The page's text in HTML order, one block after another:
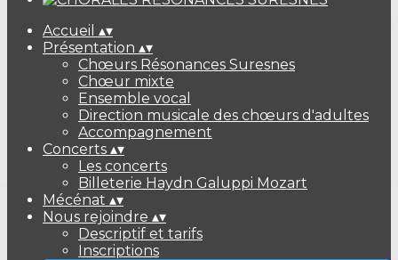
Accueil ▴▾
Présentation ▴▾
Chœurs Résonances Suresnes
Chœur mixte
Ensemble vocal
Direction musicale des chœurs d'adultes
Accompagnement
Concerts ▴▾
Les concerts
Billeterie Haydn Galuppi Mozart
Mécénat ▴▾
Nous rejoindre ▴▾
Descriptif et tarifs
Inscriptions